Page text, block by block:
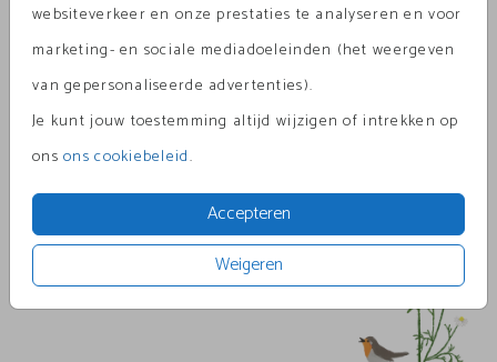
websiteverkeer en onze prestaties te analyseren en voor
marketing- en sociale mediadoeleinden (het weergeven
van gepersonaliseerde advertenties).
Je kunt jouw toestemming altijd wijzigen of intrekken op
onsons cookiebeleid.
Accepteren
Weigeren
€ 0,60
Omschrijving
metallic bronze 12 x 12
Prijs:€ 0,60 per 1